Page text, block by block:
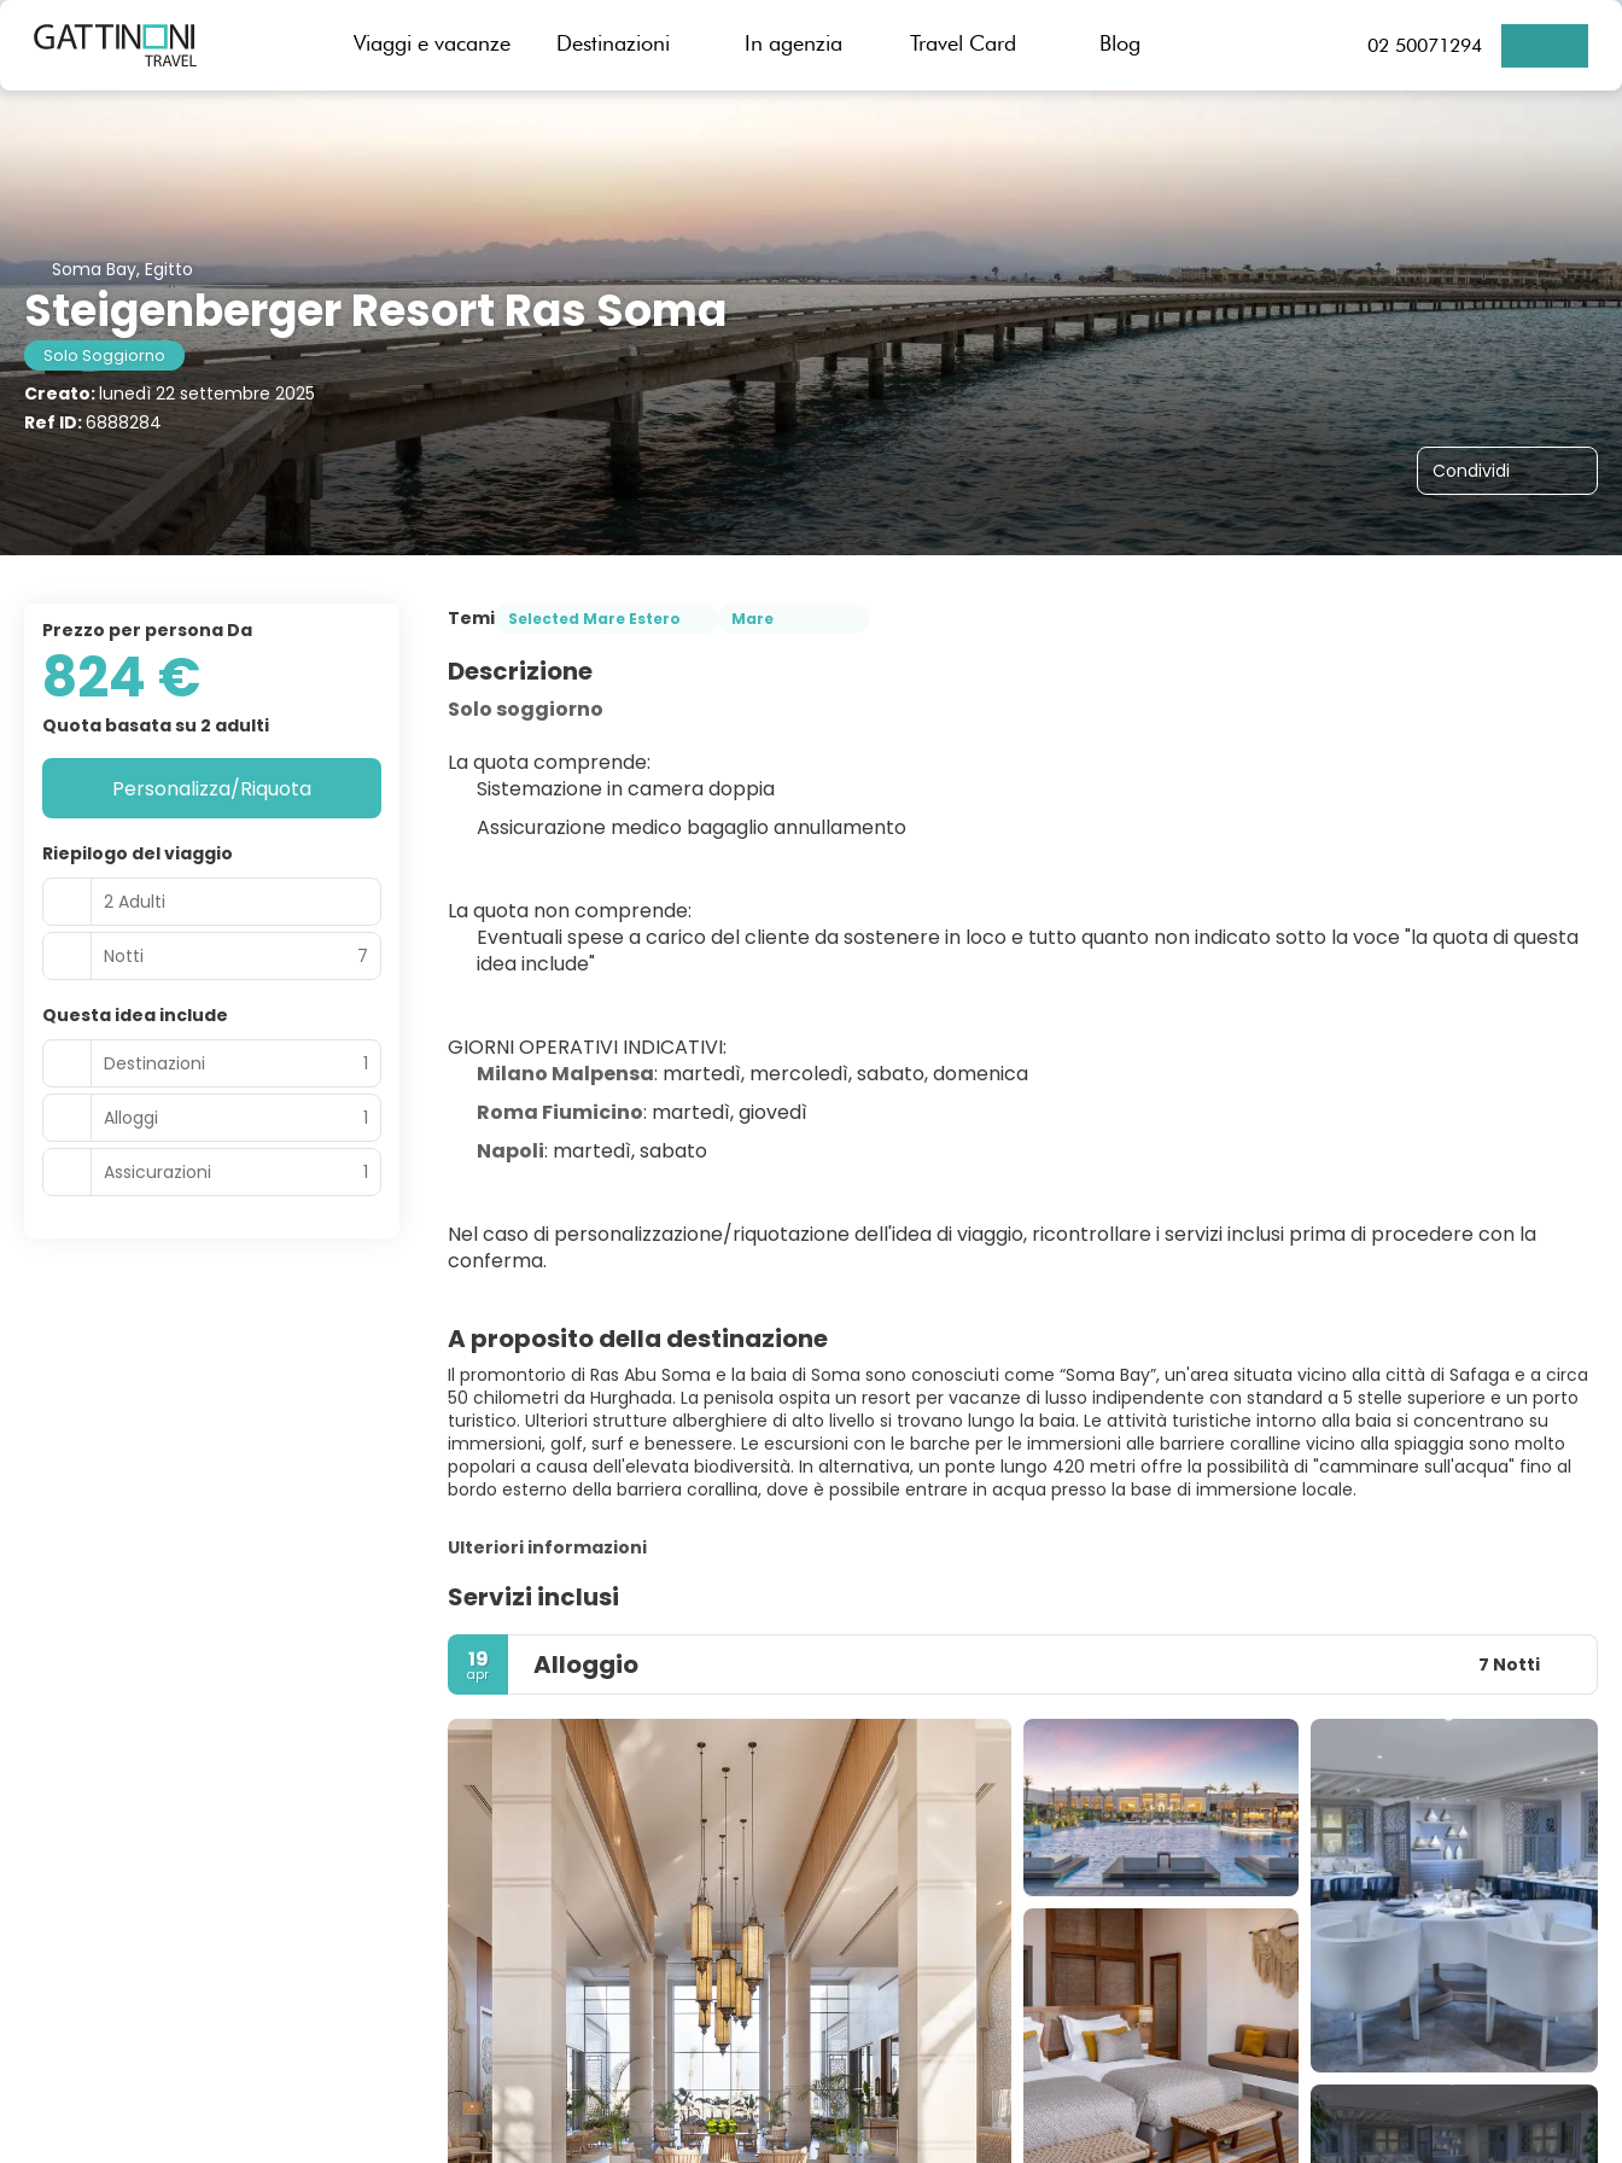
Viaggi e vacanze Destinazioni In agenzia Travel Card Blog 02 50071294
Soma Bay, Egitto
Steigenberger Resort Ras Soma
Solo Soggiorno
Creato:lunedì 22 settembre 2025
Ref ID:6888284
Condividi
Temi Selected Mare Estero Mare
Descrizione
Solo soggiorno
La quota comprende:
Sistemazione in camera doppia
Assicurazione medico bagaglio annullamento
La quota non comprende:
Eventuali spese a carico del cliente da sostenere in loco e tutto quanto non indicato sotto la voce "la quota di questa
idea include"
GIORNI OPERATIVI INDICATIVI:
Milano Malpensa: martedì, mercoledì, sabato, domenica
Roma Fiumicino: martedì, giovedì
Napoli: martedì, sabato
Nel caso di personalizzazione/riquotazione dell'idea di viaggio, ricontrollare i servizi inclusi prima di procedere con la
conferma.
A proposito della destinazione
Il promontorio di Ras Abu Soma e la baia di Soma sono conosciuti come “Soma Bay”, un'area situata vicino alla città di Safaga e a circa
50 chilometri da Hurghada. La penisola ospita un resort per vacanze di lusso indipendente con standard a 5 stelle superiore e un porto
turistico. Ulteriori strutture alberghiere di alto livello si trovano lungo la baia. Le attività turistiche intorno alla baia si concentrano su
immersioni, golf, surf e benessere. Le escursioni con le barche per le immersioni alle barriere coralline vicino alla spiaggia sono molto
popolari a causa dell'elevata biodiversità. In alternativa, un ponte lungo 420 metri offre la possibilità di "camminare sull'acqua" fino al
bordo esterno della barriera corallina, dove è possibile entrare in acqua presso la base di immersione locale.
Ulteriori informazioni
Servizi inclusi
19
apr Alloggio 7 Notti
Prezzo per persona Da
824 €
Quota basata su 2 adulti
Personalizza/Riquota
Riepilogo del viaggio
2 Adulti
Notti 7
Questa idea include
Destinazioni
1
Alloggi 1
Assicurazioni 1